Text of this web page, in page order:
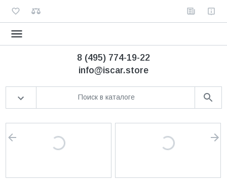
8 (495) 774-19-22
info@iscar.store